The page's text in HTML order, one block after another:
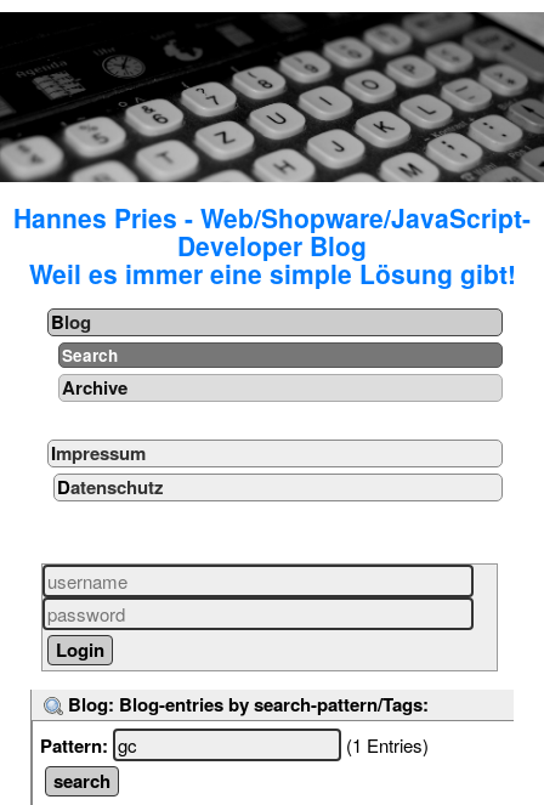
Hannes Pries - Web/Shopware/JavaScript-
Developer Blog
Weil es immer eine simple Lösung gibt!
Blog
Search
Archive
Impressum
Datenschutz
Blog: Blog-entries by search-pattern/Tags:
Pattern:
(1 Entries)